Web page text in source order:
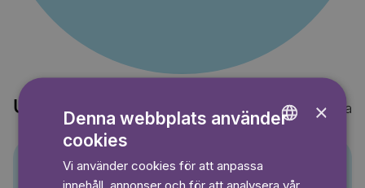
Upptäck också Visa alla
×
Denna webbplats använder
cookies
Vi använder cookies för att anpassa
innehåll, annonser och för att analysera vår